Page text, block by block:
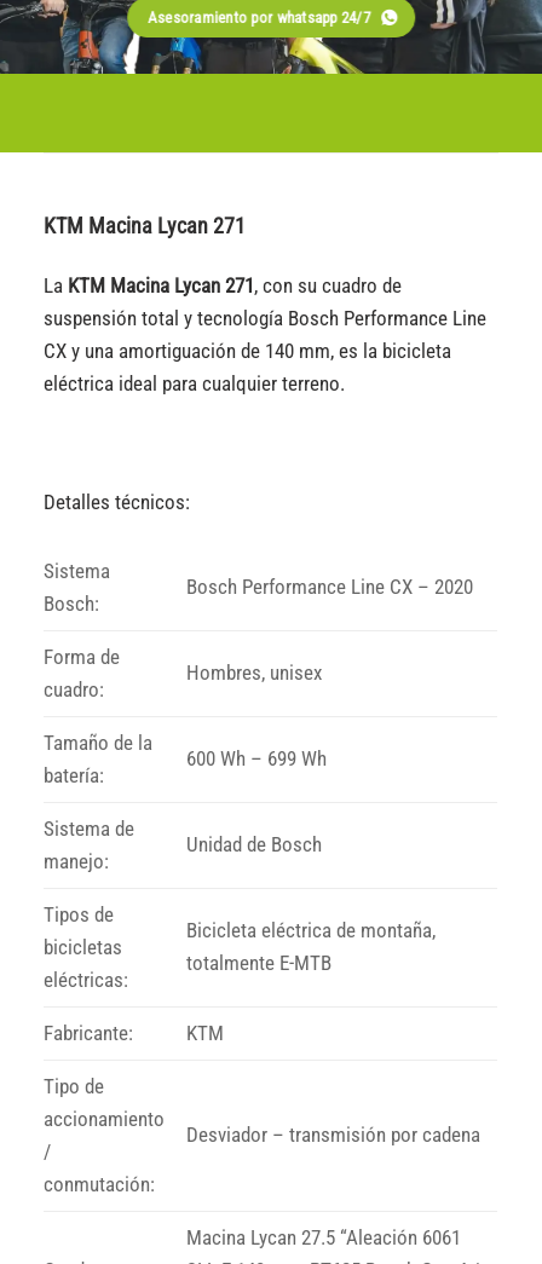
Asesoramiento por whatsapp 24/7
KTM Macina Lycan 271
La KTM Macina Lycan 271, con su cuadro de
suspensión total y tecnología Bosch Performance Line
CX y una amortiguación de 140 mm, es la bicicleta
eléctrica ideal para cualquier terreno.
Detalles técnicos:
Sistema
Bosch:
Bosch Performance Line CX – 2020
Forma de
cuadro:
Hombres, unisex
Tamaño de la
batería:
600 Wh – 699 Wh
Sistema de
manejo:
Unidad de Bosch
Tipos de
bicicletas
eléctricas:
Bicicleta eléctrica de montaña,
totalmente E-MTB
Fabricante: KTM
Tipo de
accionamiento
/
conmutación:
Desviador – transmisión por cadena
Macina Lycan 27.5 “Aleación 6061